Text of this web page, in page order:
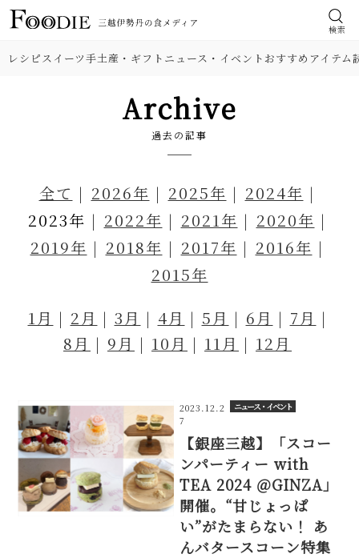
検索
レシピスイーツ手土産・ギフト ニュース・イベントおすすめアイテム
Archive
過去の記事
全て 2026年 2025年
2024年
2023年
2022年 2021年
2020年
2019年
2018年 2017年
2016年
2015年
1月
2月 3月 4月 5月 6月
7月
8月
9月 10月 11月 12月
2023.12.2
7
ニュース・イベント
【銀座三越】「スコー
ンパーティー with
TEA 2024 ＠GINZA」
開催。“甘じょっぱ
い”がたまらない！ あ
んバタースコーン特集